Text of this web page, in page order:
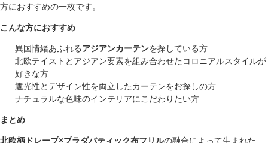
方におすすめの一枚です。
こんな方におすすめ
異国情緒あふれるアジアンカーテンを探している方
北欧テイストとアジアン要素を組み合わせたコロニアルスタイルが
好きな方
遮光性とデザイン性を両立したカーテンをお探しの方
ナチュラルな色味のインテリアにこだわりたい方
まとめ
北欧柄ドレープ×プラダバティック布フリルの融合によって生まれた、